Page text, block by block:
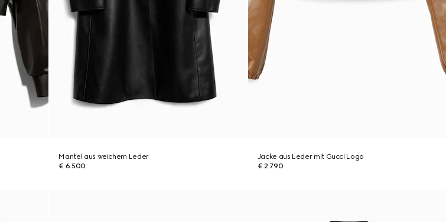
Mantel aus weichem Leder
€ 6.500
Jacke aus Leder mit Gucci Logo
€ 2.790